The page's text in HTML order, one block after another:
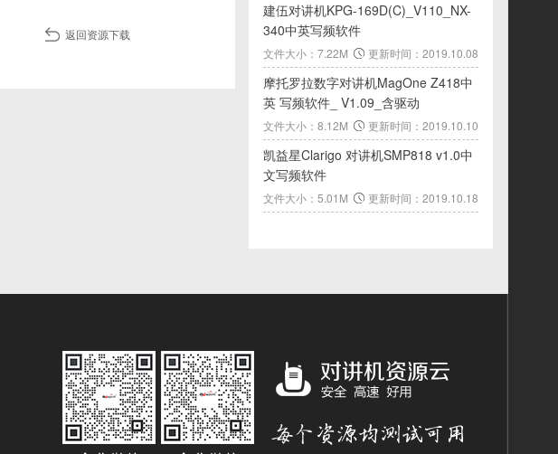
返回资源下载
建伍对讲机KPG-169D(C)_V110_NX-
340中英写频软件
更新时间：2019.10.08
文件大小：7.22M
摩托罗拉数字对讲机MagOne Z418中
英 写频软件_ V1.09_含驱动
更新时间：2019.10.10
文件大小：8.12M
凯益星Clarigo 对讲机SMP818 v1.0中
文写频软件
更新时间：2019.10.18
文件大小：5.01M